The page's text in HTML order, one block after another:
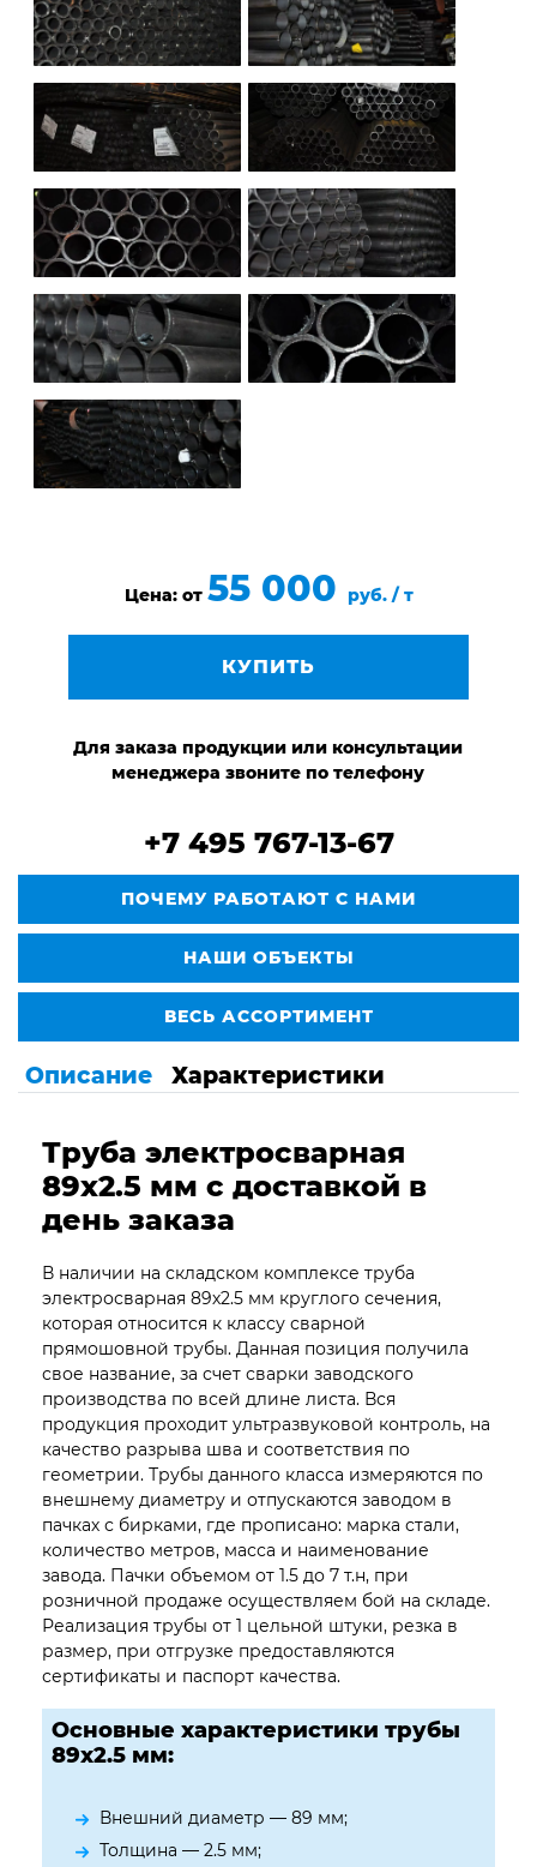
Цена: от 55 000 руб. / т
КУПИТЬ
Для заказа продукции или консультации
менеджера звоните по телефону
+7 495 767-13-67
ПОЧЕМУ РАБОТАЮТ С НАМИ
НАШИ ОБЪЕКТЫ
ВЕСЬ АССОРТИМЕНТ
Описание Характеристики
Труба электросварная
89х2.5 мм с доставкой в
день заказа
В наличии на складском комплексе труба
электросварная 89х2.5 мм круглого сечения,
которая относится к классу сварной
прямошовной трубы. Данная позиция получила
свое название, за счет сварки заводского
производства по всей длине листа. Вся
продукция проходит ультразвуковой контроль, на
качество разрыва шва и соответствия по
геометрии. Трубы данного класса измеряются по
внешнему диаметру и отпускаются заводом в
пачках с бирками, где прописано: марка стали,
количество метров, масса и наименование
завода. Пачки объемом от 1.5 до 7 т.н, при
розничной продаже осуществляем бой на складе.
Реализация трубы от 1 цельной штуки, резка в
размер, при отгрузке предоставляются
сертификаты и паспорт качества.
Основные характеристики трубы
89х2.5 мм:
Внешний диаметр — 89 мм;
Толщина — 2.5 мм;